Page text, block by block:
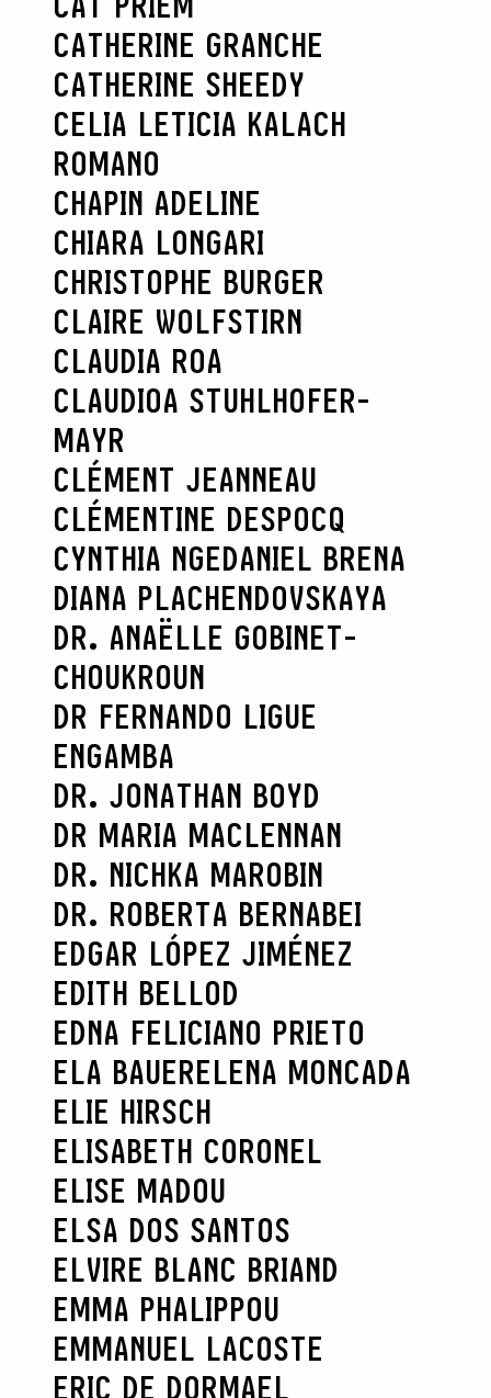
CATHERINE GRANCHE
CATHERINE SHEEDY
CELIA LETICIA KALACH
ROMANO
CHAPIN ADELINE
CHIARA LONGARI
CHRISTOPHE BURGER
CLAIRE WOLFSTIRN
CLAUDIA ROA
CLAUDIOA STUHLHOFER-
MAYR
CLÉMENT JEANNEAU
CLÉMENTINE DESPOCQ
CYNTHIA NGEDANIEL BRENA
DIANA PLACHENDOVSKAYA
DR. ANAËLLE GOBINET-
CHOUKROUN
DR FERNANDO LIGUE
ENGAMBA
DR. JONATHAN BOYD
DR MARIA MACLENNAN
DR. NICHKA MAROBIN
DR. ROBERTA BERNABEI
EDGAR LÓPEZ JIMÉNEZ
EDITH BELLOD
EDNA FELICIANO PRIETO
ELA BAUERELENA MONCADA
ELIE HIRSCH
ELISABETH CORONEL
ELISE MADOU
ELSA DOS SANTOS
ELVIRE BLANC BRIAND
EMMA PHALIPPOU
EMMANUEL LACOSTE
ERIC DE DORMAEL